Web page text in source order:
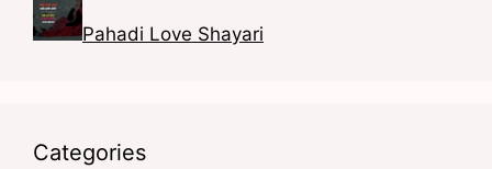
Pahadi Love Shayari
Categories